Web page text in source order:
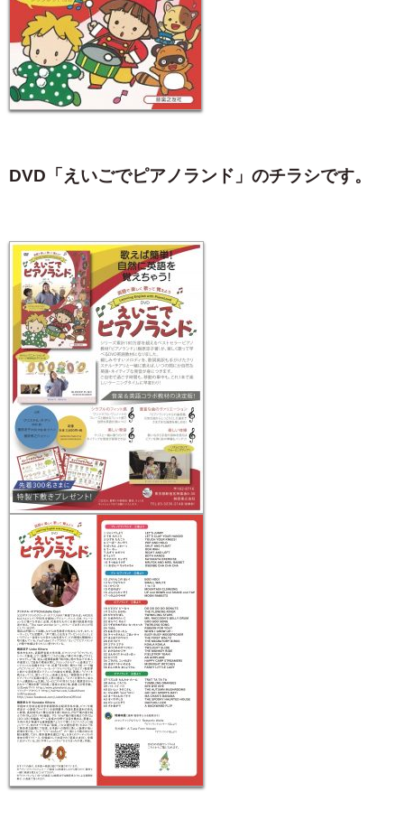
DVD「えいごでピアノランド」のチラシです。